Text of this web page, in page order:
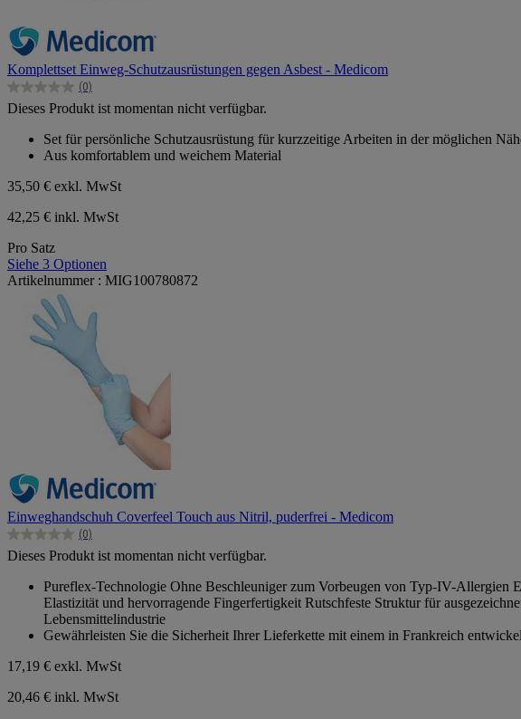
Komplettset Einweg-Schutzausrüstungen gegen Asbest - Medicom
(0)
0.0
von
Sternen.
Dieses Produkt ist momentan nicht verfügbar.
Set für persönliche Schutzausrüstung für kurzzeitige Arbeiten in der möglichen
Aus komfortablem und weichem Material
35,50 € exkl. MwSt
42,25 € inkl. MwSt
Pro Satz
Siehe 3 Optionen
Artikelnummer : MIG100780872
Einweghandschuh Coverfeel Touch aus Nitril, puderfrei - Medicom
(0)
0.0
von
Sternen.
Dieses Produkt ist momentan nicht verfügbar.
Pureflex-Technologie Ohne Beschleuniger zum Vorbeugen von Typ-IV-Allergien
Elastizität und hervorragende Fingerfertigkeit Rutschfeste Struktur für
Lebensmittelindustrie
Gewährleisten Sie die Sicherheit Ihrer Lieferkette mit einem in Frankreich
17,19 € exkl. MwSt
20,46 € inkl. MwSt